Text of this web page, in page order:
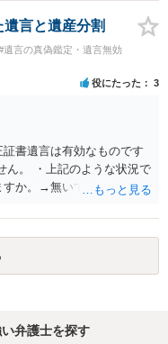
で必要書類をてきぱきと
ください。
言と遺産分割
遺言の真偽鑑定・遺言無効
役にたった 3
書遺言は有効なものです
。 ・上記のような状況で
すか。→無いです。 ・分割
どこが妥当とは言えない
れば穏やかに、分割を拒否
いうことは、遺産はいら
指定されててもいらない
弁護士を探す